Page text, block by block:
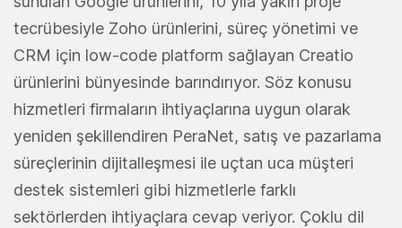
tecrübesiyle Zoho ürünlerini, süreç yönetimi ve
CRM için low-code platform sağlayan Creatio
ürünlerini bünyesinde barındırıyor. Söz konusu
hizmetleri firmaların ihtiyaçlarına uygun olarak
yeniden şekillendiren PeraNet, satış ve pazarlama
süreçlerinin dijitalleşmesi ile uçtan uca müşteri
destek sistemleri gibi hizmetlerle farklı
sektörlerden ihtiyaçlara cevap veriyor. Çoklu dil